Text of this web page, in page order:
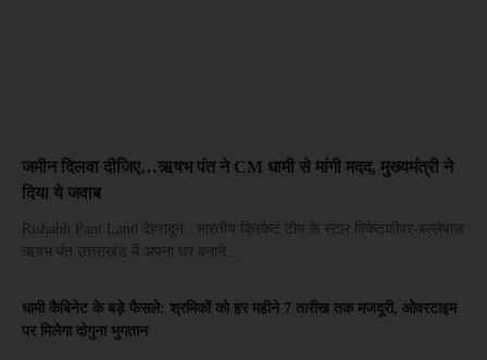
जमीन दिलवा दीजिए…ऋषभ पंत ने CM धामी से मांगी मदद, मुख्यमंत्री ने
दिया ये जवाब
Rishabh Pant Land देहरादून : भारतीय क्रिकेट टीम के स्टार विकेटकीपर-बल्लेबाज
ऋषभ पंत उत्तराखंड में अपना घर बनाने...
धामी कैबिनेट के बड़े फैसले: श्रमिकों को हर महीने 7 तारीख तक मजदूरी, ओवरटाइम
पर मिलेगा दोगुना भुगतान